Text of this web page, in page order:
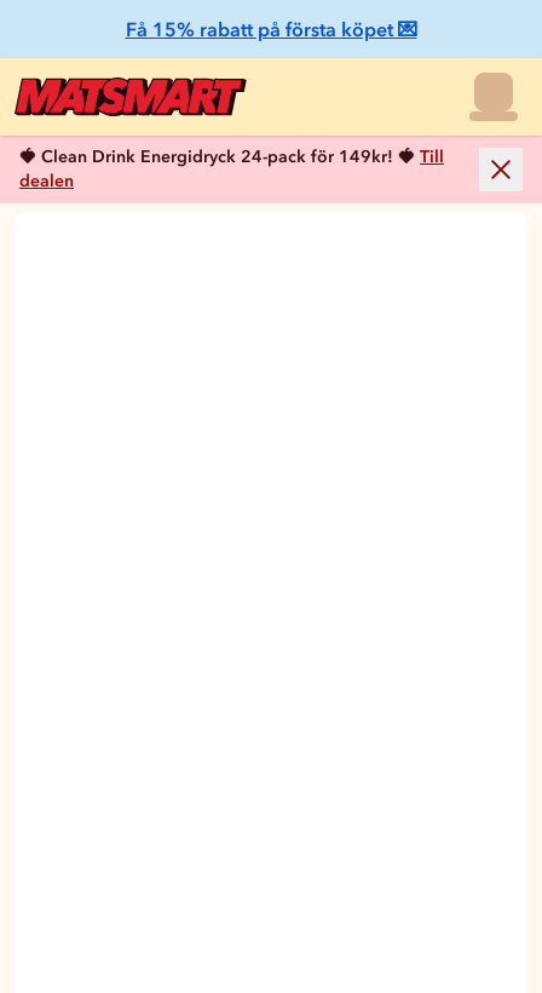
Få 15% rabatt på första köpet 💌
🍓 Clean Drink Energidryck 24-pack för 149kr! 🍓 Till
dealen